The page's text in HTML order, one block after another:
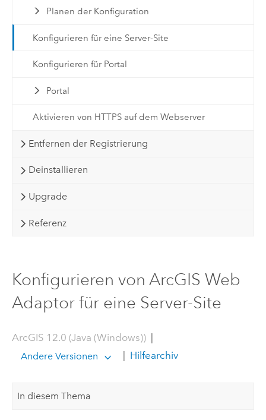
Planen der Konfiguration
Konfigurieren für eine Server-Site
Konfigurieren für Portal
Portal
Aktivieren von HTTPS auf dem Webserver
Entfernen der Registrierung
Deinstallieren
Upgrade
Referenz
Konfigurieren von ArcGIS Web
Adaptor für eine Server-Site
ArcGIS 12.0 (Java (Windows))|
Andere Versionen Hilfearchiv
In diesem Thema